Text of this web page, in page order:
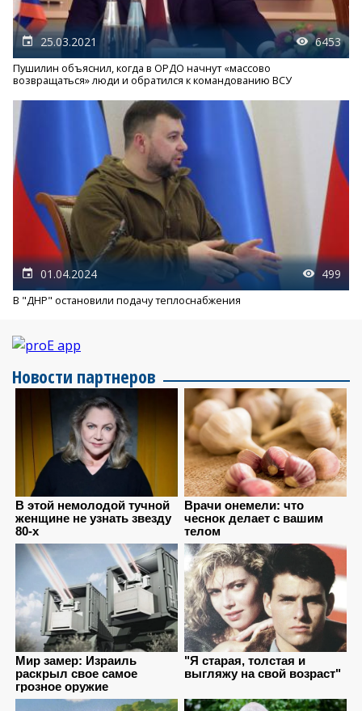
25.03.2021 6453
Пушилин объяснил, когда в ОРДО начнут «массово
возвращаться» люди и обратился к командованию ВСУ
01.04.2024 499
В "ДНР" остановили подачу теплоснабжения
Новости партнеров